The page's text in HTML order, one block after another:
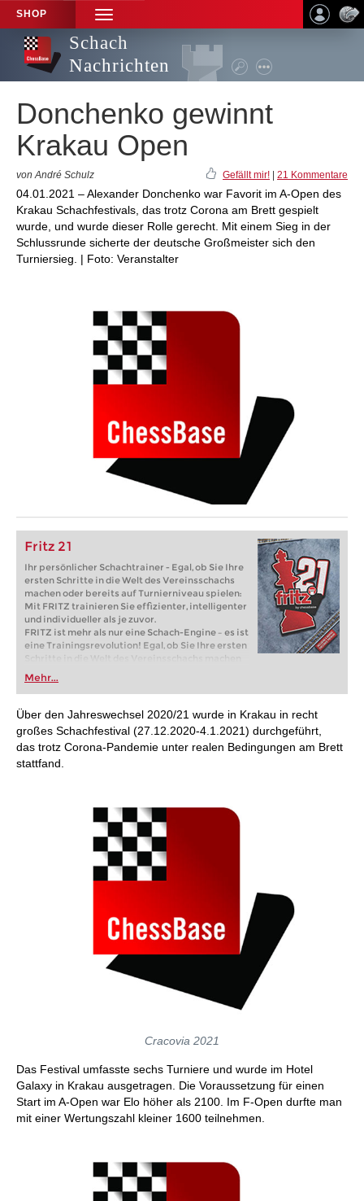
SHOP
TOGGLE
NAVIGATION
Schach
Nachrichten
Donchenko gewinnt
Krakau Open
von André Schulz Gefällt mir! 21 Kommentare
04.01.2021 – Alexander Donchenko war Favorit im A-Open des
Krakau Schachfestivals, das trotz Corona am Brett gespielt
wurde, und wurde dieser Rolle gerecht. Mit einem Sieg in der
Schlussrunde sicherte der deutsche Großmeister sich den
Turniersieg. | Foto: Veranstalter
Fritz 21
Ihr persönlicher Schachtrainer - Egal, ob Sie Ihre
ersten Schritte in die Welt des Vereinsschachs
machen oder bereits auf Turnierniveau spielen:
Mit FRITZ trainieren Sie effizienter, intelligenter
und individueller als je zuvor.
FRITZ ist mehr als nur eine Schach-Engine – es ist
eine Trainingsrevolution! Egal, ob Sie Ihre ersten
Schritte in die Welt des Vereinsschachs machen
oder bereits auf Turnierniveau spielen: Mit
FRITZ trainieren Sie effizienter, intelligenter und
individueller als je zuvor.
Mehr...
Über den Jahreswechsel 2020/21 wurde in Krakau in recht
großes Schachfestival (27.12.2020-4.1.2021) durchgeführt,
das trotz Corona-Pandemie unter realen Bedingungen am Brett
stattfand.
Cracovia 2021
Das Festival umfasste sechs Turniere und wurde im Hotel
Galaxy in Krakau ausgetragen. Die Voraussetzung für einen
Start im A-Open war Elo höher als 2100. Im F-Open durfte man
mit einer Wertungszahl kleiner 1600 teilnehmen.